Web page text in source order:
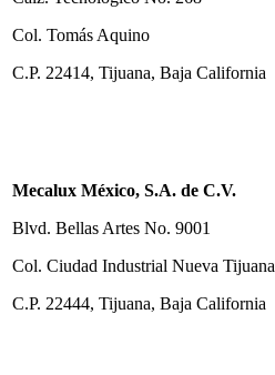
Col. Tomás Aquino
C.P. 22414, Tijuana, Baja California
Mecalux México, S.A. de C.V.
Blvd. Bellas Artes No. 9001
Col. Ciudad Industrial Nueva Tijuana
C.P. 22444, Tijuana, Baja California